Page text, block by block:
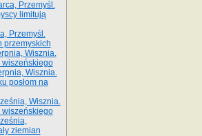
Przemyśl.
limitują
Przemyśl.
przemyskich
Wisznia.
wiszeńskiego
Wisznia.
posłom na
Wisznia.
wiszeńskiego
ziemian